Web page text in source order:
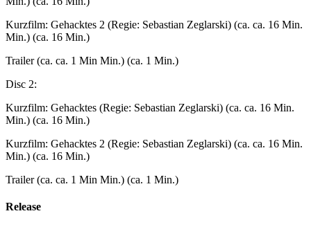
Kurzfilm: Gehacktes 2 (Regie: Sebastian Zeglarski) (ca. ca. 16 Min.
Min.) (ca. 16 Min.)
Trailer (ca. ca. 1 Min Min.) (ca. 1 Min.)
Disc 2:
Kurzfilm: Gehacktes (Regie: Sebastian Zeglarski) (ca. ca. 16 Min.
Min.) (ca. 16 Min.)
Kurzfilm: Gehacktes 2 (Regie: Sebastian Zeglarski) (ca. ca. 16 Min.
Min.) (ca. 16 Min.)
Trailer (ca. ca. 1 Min Min.) (ca. 1 Min.)
Release